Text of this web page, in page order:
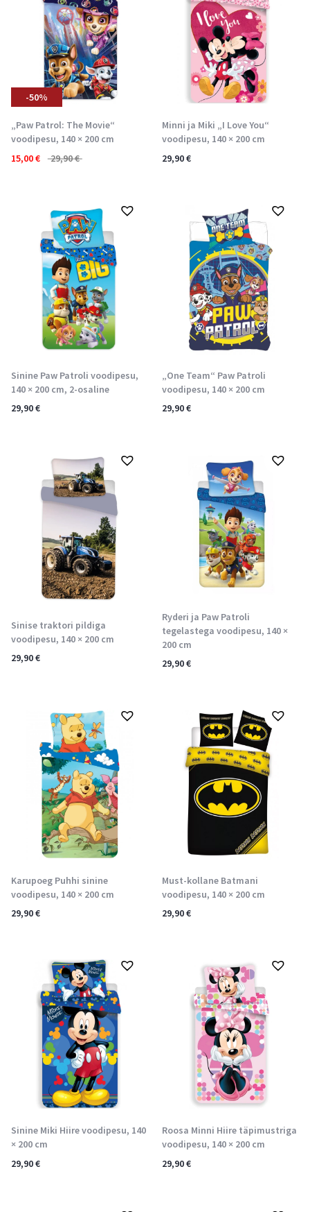
-50%
„Paw Patrol: The Movie“
voodipesu, 140 × 200 cm
15,00€ 29,90€
Minni ja Miki „I Love You“
voodipesu, 140 × 200 cm
29,90€
Sinine Paw Patroli voodipesu,
140 × 200 cm, 2-osaline
29,90€
„One Team“ Paw Patroli
voodipesu, 140 × 200 cm
29,90€
Sinise traktori pildiga
voodipesu, 140 × 200 cm
29,90€
Ryderi ja Paw Patroli
tegelastega voodipesu, 140 ×
200 cm
29,90€
Karupoeg Puhhi sinine
voodipesu, 140 × 200 cm
29,90€
Must-kollane Batmani
voodipesu, 140 × 200 cm
29,90€
Sinine Miki Hiire voodipesu, 140
× 200 cm
29,90€
Roosa Minni Hiire täpimustriga
voodipesu, 140 × 200 cm
29,90€